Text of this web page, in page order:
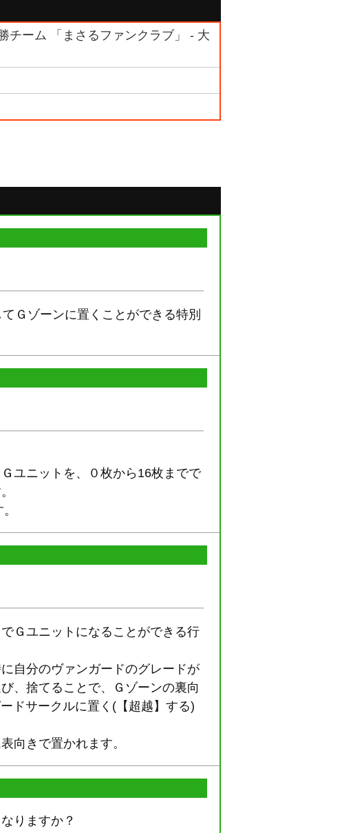
チーム 「まさるファンクラブ」 - 大
Ｇゾーンに置くことができる特別
ユニットを、０枚から16枚までで
Ｇユニットになることができる行
自分のヴァンガードのグレードが
、捨てることで、Ｇゾーンの裏向
ドサークルに置く(【超越】する)
向きで置かれます。
りますか？